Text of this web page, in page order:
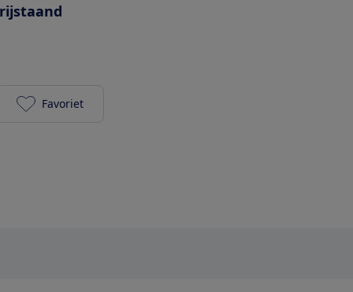
Miele KFN 4797 AD edt/cs toevoegen aan je
Favoriet